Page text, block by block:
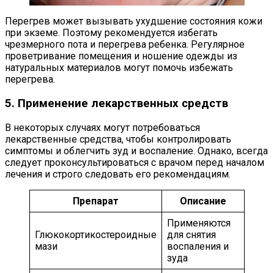
Перегрев может вызывать ухудшение состояния кожи
при экземе. Поэтому рекомендуется избегать
чрезмерного пота и перегрева ребенка. Регулярное
проветривание помещения и ношение одежды из
натуральных материалов могут помочь избежать
перегрева.
5. Применение лекарственных средств
В некоторых случаях могут потребоваться
лекарственные средства, чтобы контролировать
симптомы и облегчить зуд и воспаление. Однако, всегда
следует проконсультироваться с врачом перед началом
лечения и строго следовать его рекомендациям.
Препарат Описание
Глюкокортикостероидные
мази
Применяются
для снятия
воспаления и
зуда